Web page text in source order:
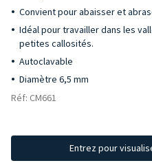
Convient pour abaisser et
Idéal pour travailler dans les
petites callosités.
Autoclavable
Diamètre 6,5 mm
Réf: CM661
Entrez pour